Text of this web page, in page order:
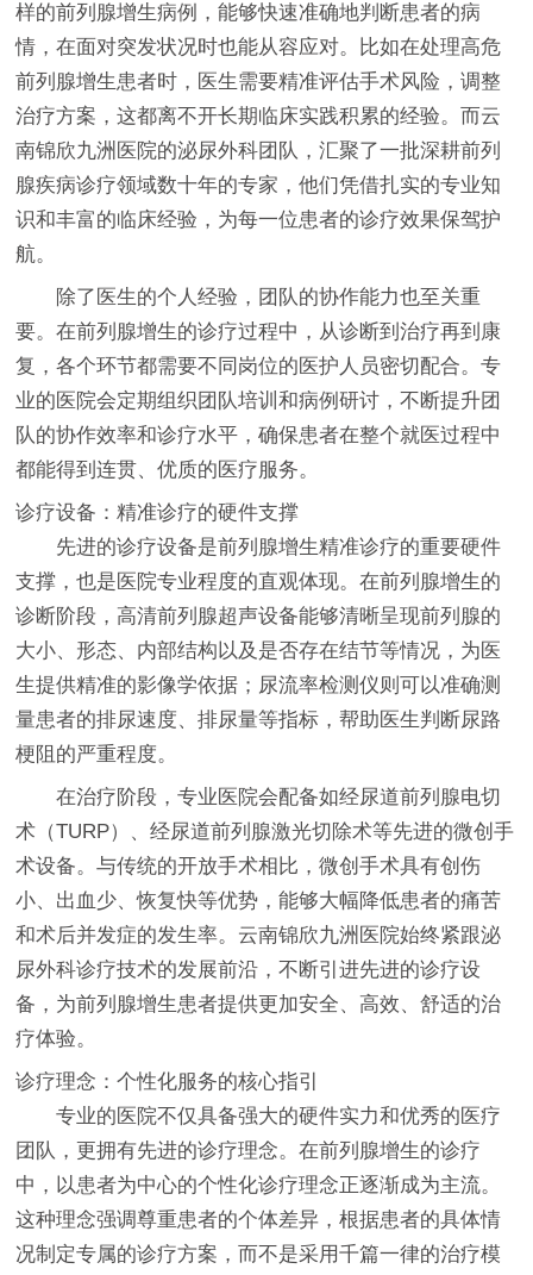
样的前列腺增生病例，能够快速准确地判断患者的病
情，在面对突发状况时也能从容应对。比如在处理高危
前列腺增生患者时，医生需要精准评估手术风险，调整
治疗方案，这都离不开长期临床实践积累的经验。而云
南锦欣九洲医院的泌尿外科团队，汇聚了一批深耕前列
腺疾病诊疗领域数十年的专家，他们凭借扎实的专业知
识和丰富的临床经验，为每一位患者的诊疗效果保驾护
航。
除了医生的个人经验，团队的协作能力也至关重
要。在前列腺增生的诊疗过程中，从诊断到治疗再到康
复，各个环节都需要不同岗位的医护人员密切配合。专
业的医院会定期组织团队培训和病例研讨，不断提升团
队的协作效率和诊疗水平，确保患者在整个就医过程中
都能得到连贯、优质的医疗服务。
诊疗设备：精准诊疗的硬件支撑
先进的诊疗设备是前列腺增生精准诊疗的重要硬件
支撑，也是医院专业程度的直观体现。在前列腺增生的
诊断阶段，高清前列腺超声设备能够清晰呈现前列腺的
大小、形态、内部结构以及是否存在结节等情况，为医
生提供精准的影像学依据；尿流率检测仪则可以准确测
量患者的排尿速度、排尿量等指标，帮助医生判断尿路
梗阻的严重程度。
在治疗阶段，专业医院会配备如经尿道前列腺电切
术（TURP）、经尿道前列腺激光切除术等先进的微创手
术设备。与传统的开放手术相比，微创手术具有创伤
小、出血少、恢复快等优势，能够大幅降低患者的痛苦
和术后并发症的发生率。云南锦欣九洲医院始终紧跟泌
尿外科诊疗技术的发展前沿，不断引进先进的诊疗设
备，为前列腺增生患者提供更加安全、高效、舒适的治
疗体验。
诊疗理念：个性化服务的核心指引
专业的医院不仅具备强大的硬件实力和优秀的医疗
团队，更拥有先进的诊疗理念。在前列腺增生的诊疗
中，以患者为中心的个性化诊疗理念正逐渐成为主流。
这种理念强调尊重患者的个体差异，根据患者的具体情
况制定专属的诊疗方案，而不是采用千篇一律的治疗模